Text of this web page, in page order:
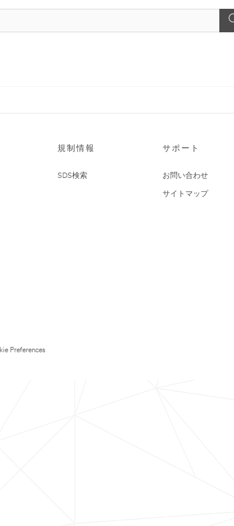
規制情報
SDS検索
サポート
お問い合わせ
サイトマップ
Preferences